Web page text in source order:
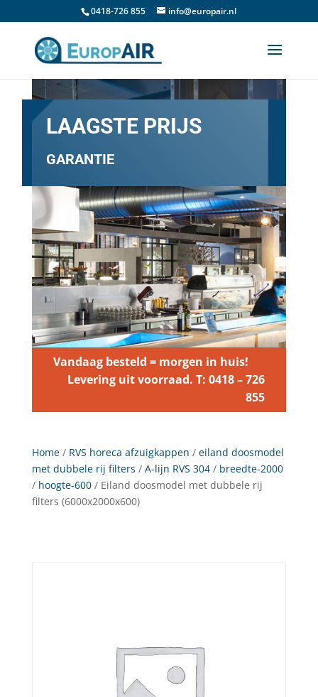
0418-726 855 info@europair.nl
LAAGSTE PRIJS
GARANTIE
Vandaag besteld = morgen in huis!
Levering uit voorraad. T: 0418 – 726
855
Home/ RVS horeca afzuigkappen / eiland doosmodel
met dubbele rij filters / A-lijn RVS 304/ breedte-2000
/ hoogte-600/ Eiland doosmodel met dubbele rij
filters (6000x2000x600)